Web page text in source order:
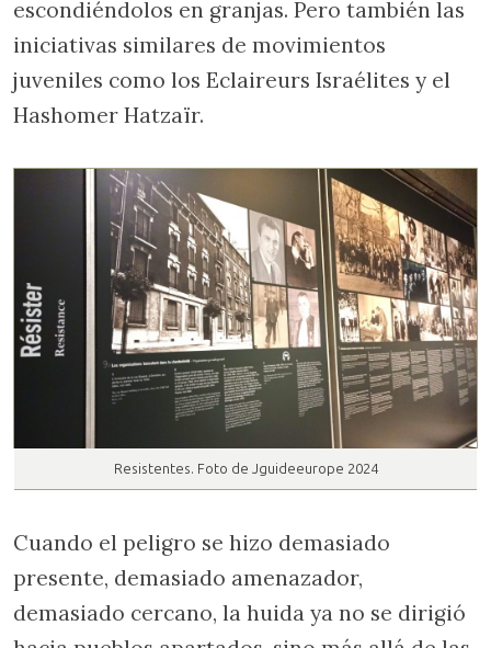
escondiéndolos en granjas. Pero también las
iniciativas similares de movimientos
juveniles como los Eclaireurs Israélites y el
Hashomer Hatzaïr.
Resistentes. Foto de Jguideeurope 2024
Cuando el peligro se hizo demasiado
presente, demasiado amenazador,
demasiado cercano, la huida ya no se dirigió